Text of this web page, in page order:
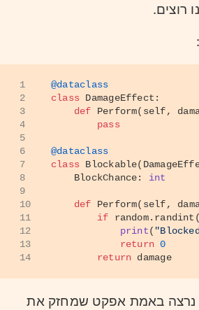
רוצים.
1
2
3
4
5
6
7
8
9
10
11
12
13
14
@dataclass
class DamageEffect :
def
Perform( self,
pass
@dataclass
class Blockable(
    BlockChance:
int
def Perform( self,
if random.randint(
print(
return 0
return damage
באמת אפקט שמחזק את